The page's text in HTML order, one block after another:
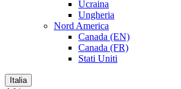
Ucraina
Ungheria
Nord America
Canada (EN)
Canada (FR)
Stati Uniti
Italia